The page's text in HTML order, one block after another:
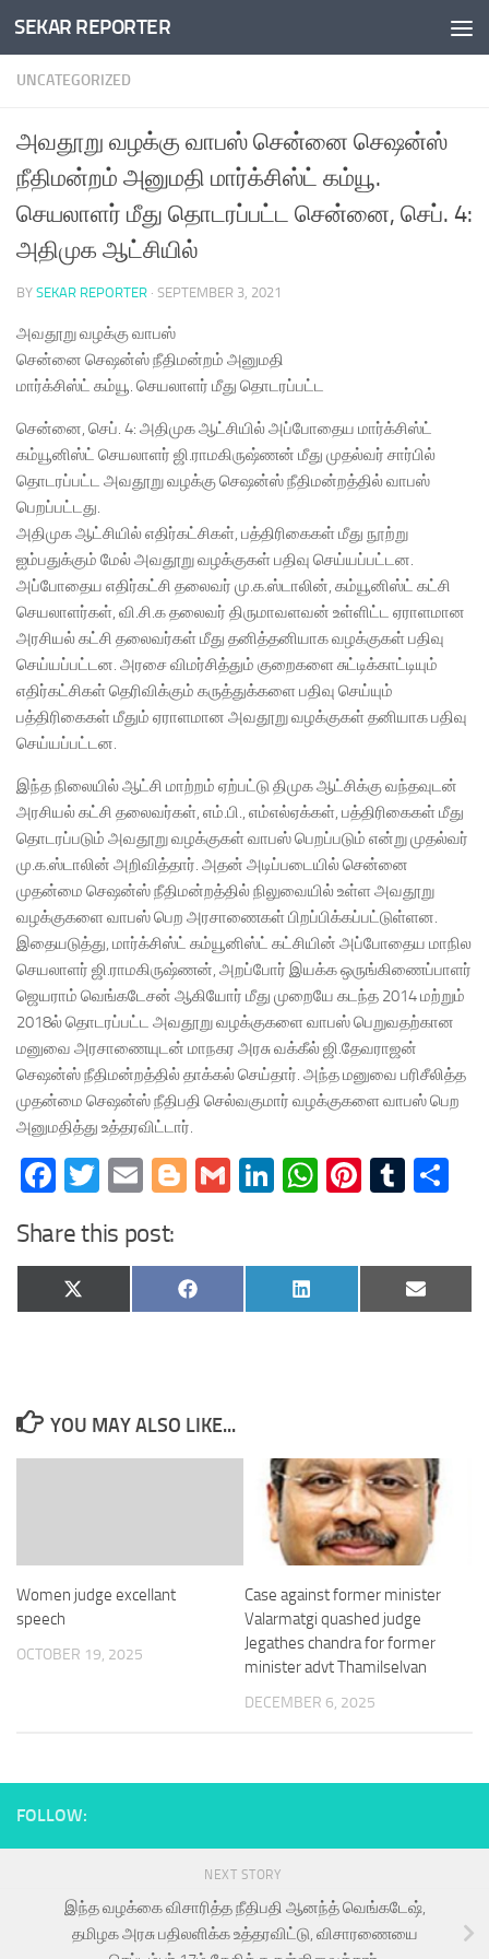
Skip to content
SEKAR REPORTER
UNCATEGORIZED
அவதூறு வழக்கு வாபஸ் சென்னை செஷன்ஸ்
நீதிமன்றம் அனுமதி மார்க்சிஸ்ட் கம்யூ.
செயலாளர் மீது தொடரப்பட்ட சென்னை, செப். 4:
அதிமுக ஆட்சியில்
BY SEKAR REPORTER · SEPTEMBER 3, 2021
அவதூறு வழக்கு வாபஸ்
சென்னை செஷன்ஸ் நீதிமன்றம் அனுமதி
மார்க்சிஸ்ட் கம்யூ. செயலாளர் மீது தொடரப்பட்ட
சென்னை, செப். 4: அதிமுக ஆட்சியில் அப்போதைய மார்க்சிஸ்ட்
கம்யூனிஸ்ட் செயலாளர் ஜி.ராமகிருஷ்ணன் மீது முதல்வர் சார்பில்
தொடரப்பட்ட அவதூறு வழக்கு செஷன்ஸ் நீதிமன்றத்தில் வாபஸ்
பெறப்பட்டது.
அதிமுக ஆட்சியில் எதிர்கட்சிகள், பத்திரிகைகள் மீது நூற்று
ஐம்பதுக்கும் மேல் அவதூறு வழக்குகள் பதிவு செய்யப்பட்டன.
அப்போதைய எதிர்கட்சி தலைவர் மு.க.ஸ்டாலின், கம்யூனிஸ்ட் கட்சி
செயலாளர்கள், வி.சி.க தலைவர் திருமாவளவன் உள்ளிட்ட ஏராளமான
அரசியல் கட்சி தலைவர்கள் மீது தனித்தனியாக வழக்குகள் பதிவு
செய்யப்பட்டன. அரசை விமர்சித்தும் குறைகளை சுட்டிக்காட்டியும்
எதிர்கட்சிகள் தெரிவிக்கும் கருத்துக்களை பதிவு செய்யும்
பத்திரிகைகள் மீதும் ஏராளமான அவதூறு வழக்குகள் தனியாக பதிவு
செய்யப்பட்டன.
இந்த நிலையில் ஆட்சி மாற்றம் ஏற்பட்டு திமுக ஆட்சிக்கு வந்தவுடன்
அரசியல் கட்சி தலைவர்கள், எம்.பி., எம்எல்ஏக்கள், பத்திரிகைகள் மீது
தொடரப்படும் அவதூறு வழக்குகள் வாபஸ் பெறப்படும் என்று முதல்வர்
மு.க.ஸ்டாலின் அறிவித்தார். அதன் அடிப்படையில் சென்னை
முதன்மை செஷன்ஸ் நீதிமன்றத்தில் நிலுவையில் உள்ள அவதூறு
வழக்குகளை வாபஸ் பெற அரசாணைகள் பிறப்பிக்கப்பட்டுள்ளன.
இதையடுத்து, மார்க்சிஸ்ட் கம்யூனிஸ்ட் கட்சியின் அப்போதைய மாநில
செயலாளர் ஜி.ராமகிருஷ்ணன், அறப்போர் இயக்க ஒருங்கிணைப்பாளர்
ஜெயராம் வெங்கடேசன் ஆகியோர் மீது முறையே கடந்த 2014 மற்றும்
2018ல் தொடரப்பட்ட அவதூறு வழக்குகளை வாபஸ் பெறுவதற்கான
மனுவை அரசாணையுடன் மாநகர அரசு வக்கீல் ஜி.தேவராஜன்
செஷன்ஸ் நீதிமன்றத்தில் தாக்கல் செய்தார். அந்த மனுவை பரிசீலித்த
முதன்மை செஷன்ஸ் நீதிபதி செல்வகுமார் வழக்குகளை வாபஸ் பெற
அனுமதித்து உத்தரவிட்டார்.
Facebook
Twitter
EmailBlogger
GmailLinkedIn
WhatsApp
Share this post:
Share
on
X
(Twitter)
Share
on
Facebook
Share
on
LinkedIn
Share
on
Email
YOU MAY ALSO LIKE...
Women judge excellant
speech
OCTOBER 19, 2025
Case against former minister
Valarmatgi quashed judge
Jegathes chandra for former
minister advt Thamilselvan
DECEMBER 6, 2025
FOLLOW:
NEXT STORY
இந்த வழக்கை விசாரித்த நீதிபதி ஆனந்த் வெங்கடேஷ்,
தமிழக அரசு பதிலளிக்க உத்தரவிட்டு, விசாரணையை